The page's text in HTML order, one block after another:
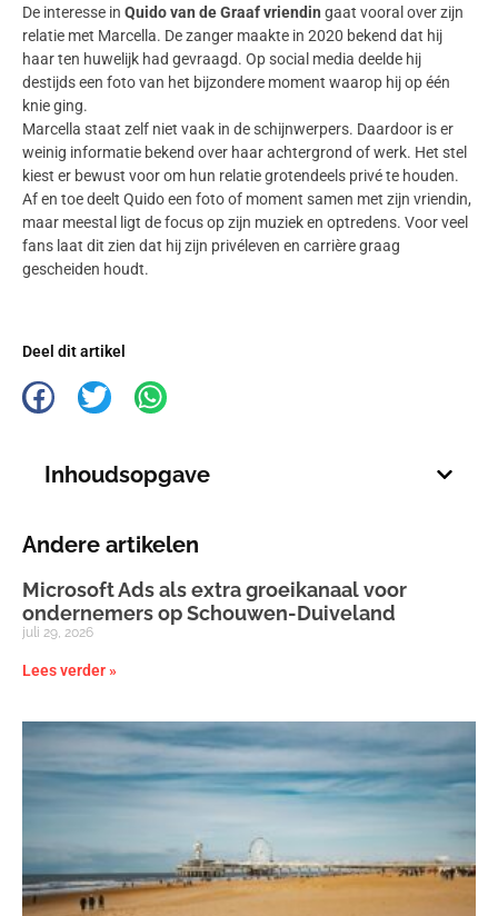
De interesse in Quido van de Graaf vriendin gaat vooral over zijn
relatie met Marcella. De zanger maakte in 2020 bekend dat hij
haar ten huwelijk had gevraagd. Op social media deelde hij
destijds een foto van het bijzondere moment waarop hij op één
knie ging.
Marcella staat zelf niet vaak in de schijnwerpers. Daardoor is er
weinig informatie bekend over haar achtergrond of werk. Het stel
kiest er bewust voor om hun relatie grotendeels privé te houden.
Af en toe deelt Quido een foto of moment samen met zijn vriendin,
maar meestal ligt de focus op zijn muziek en optredens. Voor veel
fans laat dit zien dat hij zijn privéleven en carrière graag
gescheiden houdt.
Deel dit artikel
Inhoudsopgave
Andere artikelen
Microsoft Ads als extra groeikanaal voor
ondernemers op Schouwen-Duiveland
juli 29, 2026
Lees verder »